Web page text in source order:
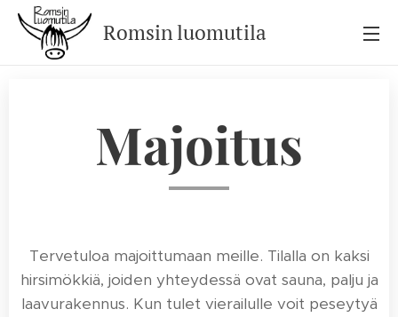
Romsinluomutila
Majoitus
Tervetuloa majoittumaan meille. Tilalla on kaksi
hirsimökkiä, joiden yhteydessä ovat sauna, palju ja
laavurakennus. Kun tulet vierailulle voit peseytyä